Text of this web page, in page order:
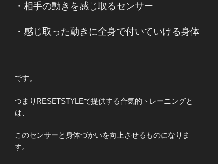
・相手の動きを感じ取るセンサー
・感じ取った動きに全身で付いていける身体
です。
つまりRESETSTYLEで提供する合気的トレーニングと
は、
このセンサーと身体づかいを向上させるものになりま
す。